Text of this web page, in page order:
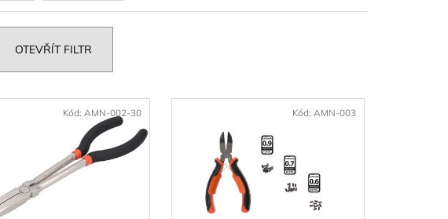
OTEVŘÍT FILTR
Kód: AMN-002-30 Kód: AMN-003
KAPROVÁ SMĚS RICHARDKA
KONOPÁSKA RIKOMIX KAPR ČERNÝ